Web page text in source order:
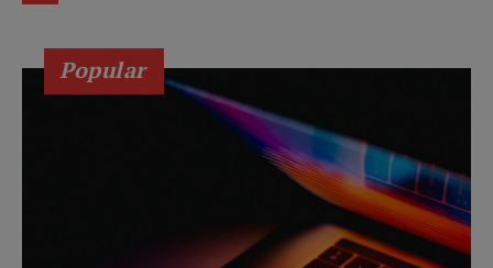
Popular